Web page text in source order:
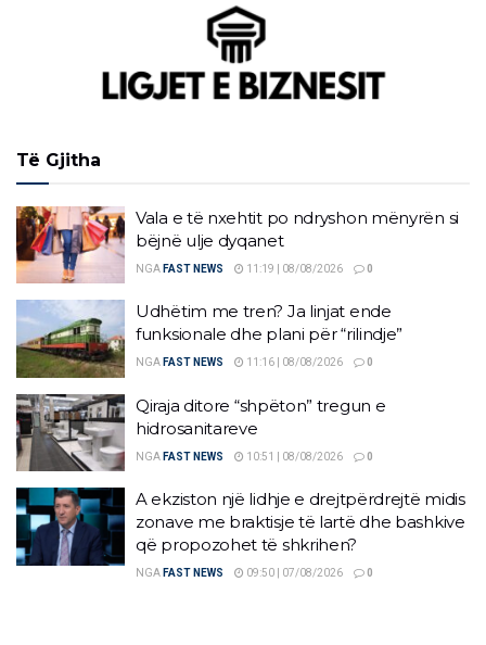
Të Gjitha
Vala e të nxehtit po ndryshon mënyrën si
bëjnë ulje dyqanet
NGA FAST NEWS 11:19 | 08/08/2026 0
Udhëtim me tren? Ja linjat ende
funksionale dhe plani për “rilindje”
NGA FAST NEWS 11:16 | 08/08/2026 0
Qiraja ditore “shpëton” tregun e
hidrosanitareve
NGA FAST NEWS 10:51 | 08/08/2026 0
A ekziston një lidhje e drejtpërdrejtë midis
zonave me braktisje të lartë dhe bashkive
që propozohet të shkrihen?
NGA FAST NEWS 09:50 | 07/08/2026 0